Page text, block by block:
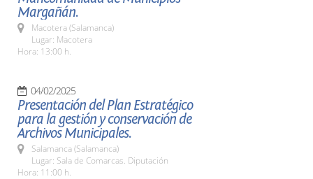
Margañán.
Macotera (Salamanca)
Lugar: Macotera
Hora: 13:00 h.
04/02/2025
Presentación del Plan Estratégico
para la gestión y conservación de
Archivos Municipales.
Salamanca (Salamanca)
Lugar: Sala de Comarcas. Diputación
Hora: 11:00 h.